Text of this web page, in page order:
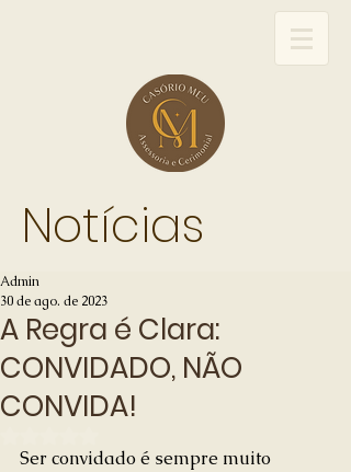
Notícias
A Regra é Clara:
CONVIDADO, NÃO
CONVIDA!
Admin
30 de ago. de 2023
Ser convidado é sempre muito